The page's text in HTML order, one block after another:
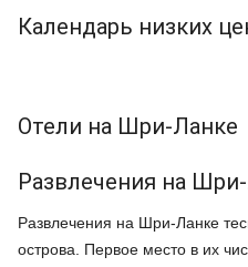
Календарь низких
Отели на Шри-Ланке
Развлечения на
Развлечения на Шри-Ланке
острова. Первое место в их